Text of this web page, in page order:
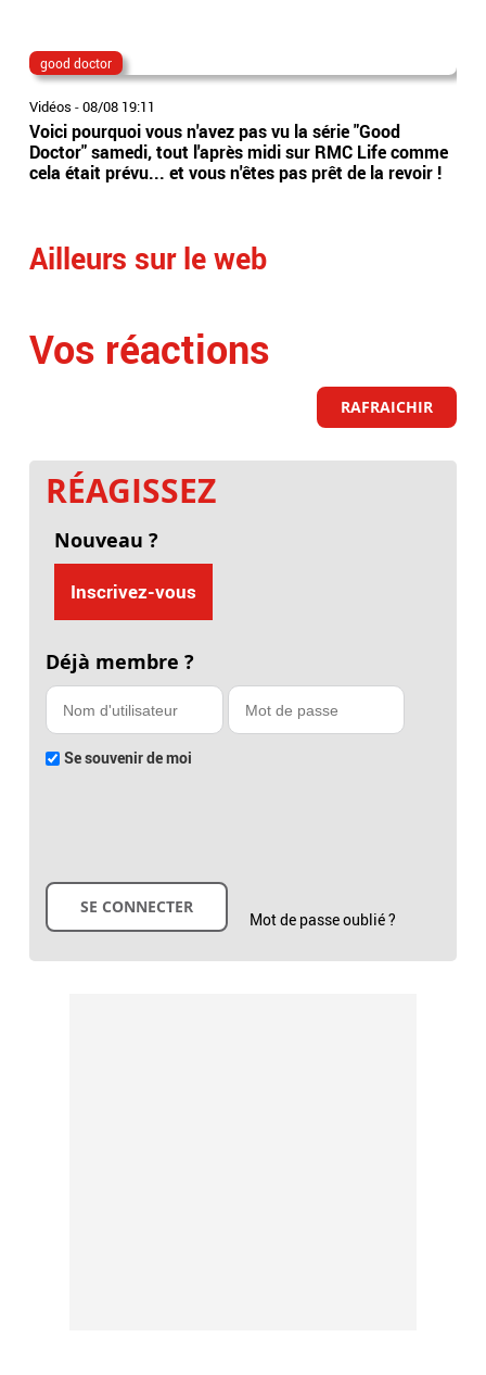
good doctor
Vidéos -08/08 19:11
Voici pourquoi vous n'avez pas vu la série "Good
Doctor" samedi, tout l'après midi sur RMC Life comme
cela était prévu... et vous n'êtes pas prêt de la revoir !
Ailleurs sur le web
Vos réactions
RAFRAICHIR
RÉAGISSEZ
Nouveau ?
Inscrivez-vous
Déjà membre ?
Se souvenir de moi
Mot de passe oublié ?